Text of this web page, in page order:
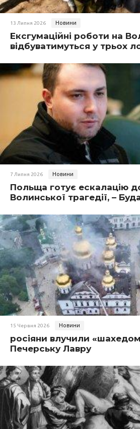
13 Липня 2026 Новини
Ексгумаційні роботи на
відбуватимуться у трьох
7 Липня 2026 Новини
Польща готує ескалацію
Волинської трагедії, –
15 Червня 2026 Новини
росіяни влучили
Печерську Лавру